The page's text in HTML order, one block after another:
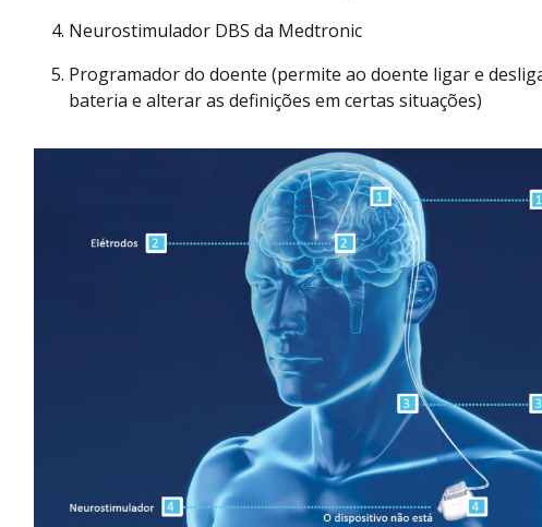
Neurostimulador DBS da Medtronic
Programador do doente (permite ao doente ligar e
bateria e alterar as definições em certas situações)